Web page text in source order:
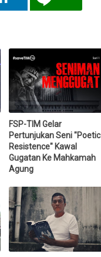
FSP-TIM Gelar
Pertunjukan Seni "Poetic
Resistence" Kawal
Gugatan Ke Mahkamah
Agung